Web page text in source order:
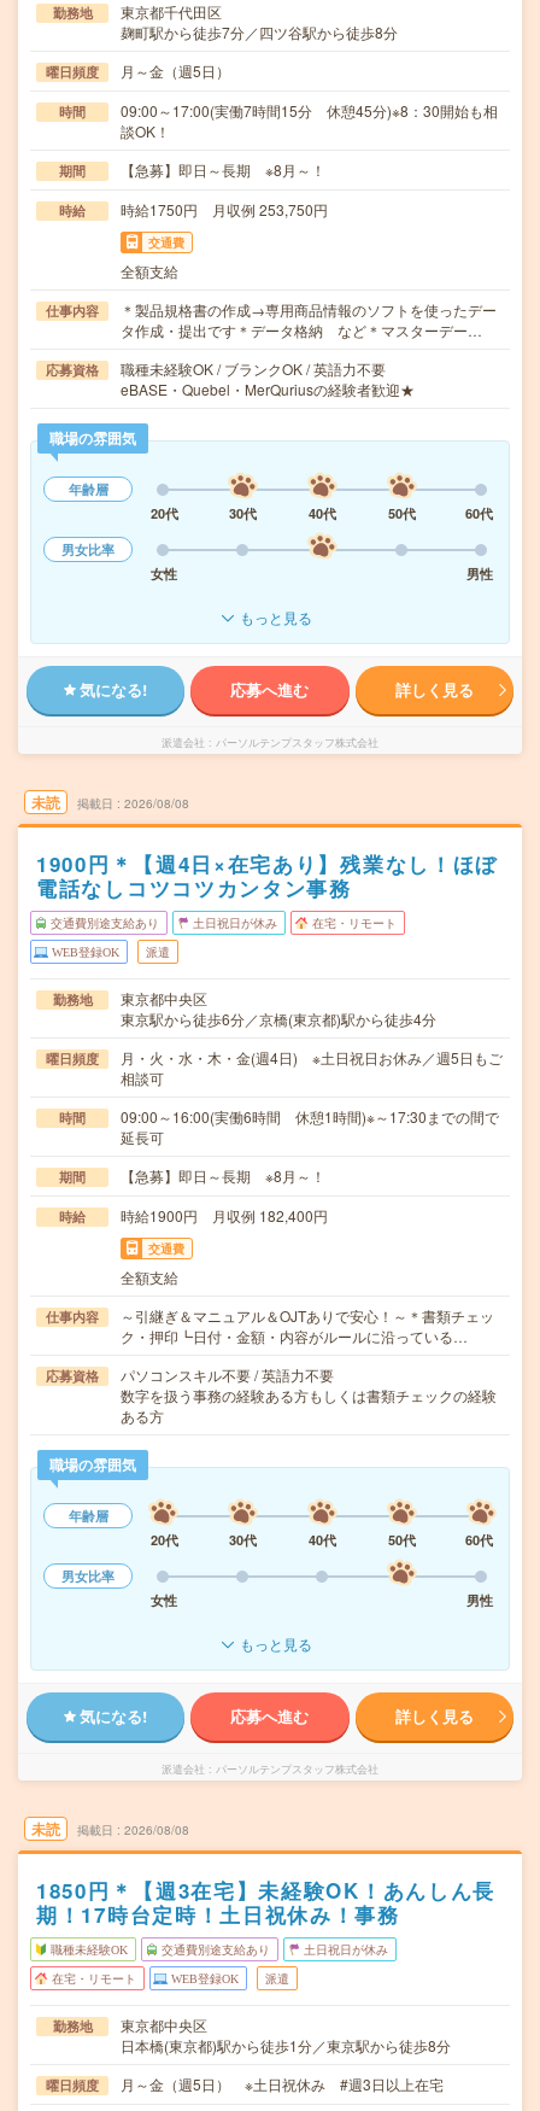
勤務地
東京都千代田区
麹町駅から徒歩7分／四ツ谷駅から徒歩8分
曜日頻度 月～金（週5日）
時間
09:00～17:00(実働7時間15分 休憩45分)※8：30開始も相
談OK！
期間 【急募】即日～長期 ※8月～！
時給 時給1750円 月収例 253,750円
交通費
全額支給
仕事内容
＊製品規格書の作成→専用商品情報のソフトを使ったデー
タ作成・提出です＊データ格納 など＊マスターデー…
応募資格
職種未経験OK / ブランクOK / 英語力不要
eBASE・Quebel・MerQuriusの経験者歓迎★
職場の雰囲気
年齢層
20代
30代 40代 50代
60代
男女比率
女性
男性
もっと見る
気になる! 応募へ進む 詳しく見る
派遣会社 パーソルテンプスタッフ株式会社
未読 掲載日 2026/08/08
1900円＊【週4日×在宅あり】残業なし！ほぼ
電話なしコツコツカンタン事務
交通費別途支給あり 土日祝日が休み 在宅・リモート
WEB登録OK 派遣
勤務地
東京都中央区
東京駅から徒歩6分／京橋(東京都)駅から徒歩4分
曜日頻度
月・火・水・木・金(週4日) ※土日祝日お休み／週5日もご
相談可
時間
09:00～16:00(実働6時間 休憩1時間)※～17:30までの間で
延長可
期間 【急募】即日～長期 ※8月～！
時給 時給1900円 月収例 182,400円
交通費
全額支給
仕事内容
～引継ぎ＆マニュアル＆OJTありで安心！～＊書類チェッ
ク・押印┗日付・金額・内容がルールに沿っている…
応募資格
パソコンスキル不要 / 英語力不要
数字を扱う事務の経験ある方もしくは書類チェックの経験
ある方
職場の雰囲気
年齢層
20代
30代 40代 50代
60代
男女比率
女性
男性
もっと見る
気になる! 応募へ進む 詳しく見る
派遣会社 パーソルテンプスタッフ株式会社
未読 掲載日 2026/08/08
1850円＊【週3在宅】未経験OK！あんしん長
期！17時台定時！土日祝休み！事務
職種未経験OK 交通費別途支給あり 土日祝日が休み
在宅・リモート WEB登録OK 派遣
勤務地
東京都中央区
日本橋(東京都)駅から徒歩1分／東京駅から徒歩8分
曜日頻度 月～金（週5日） ※土日祝休み #週3日以上在宅